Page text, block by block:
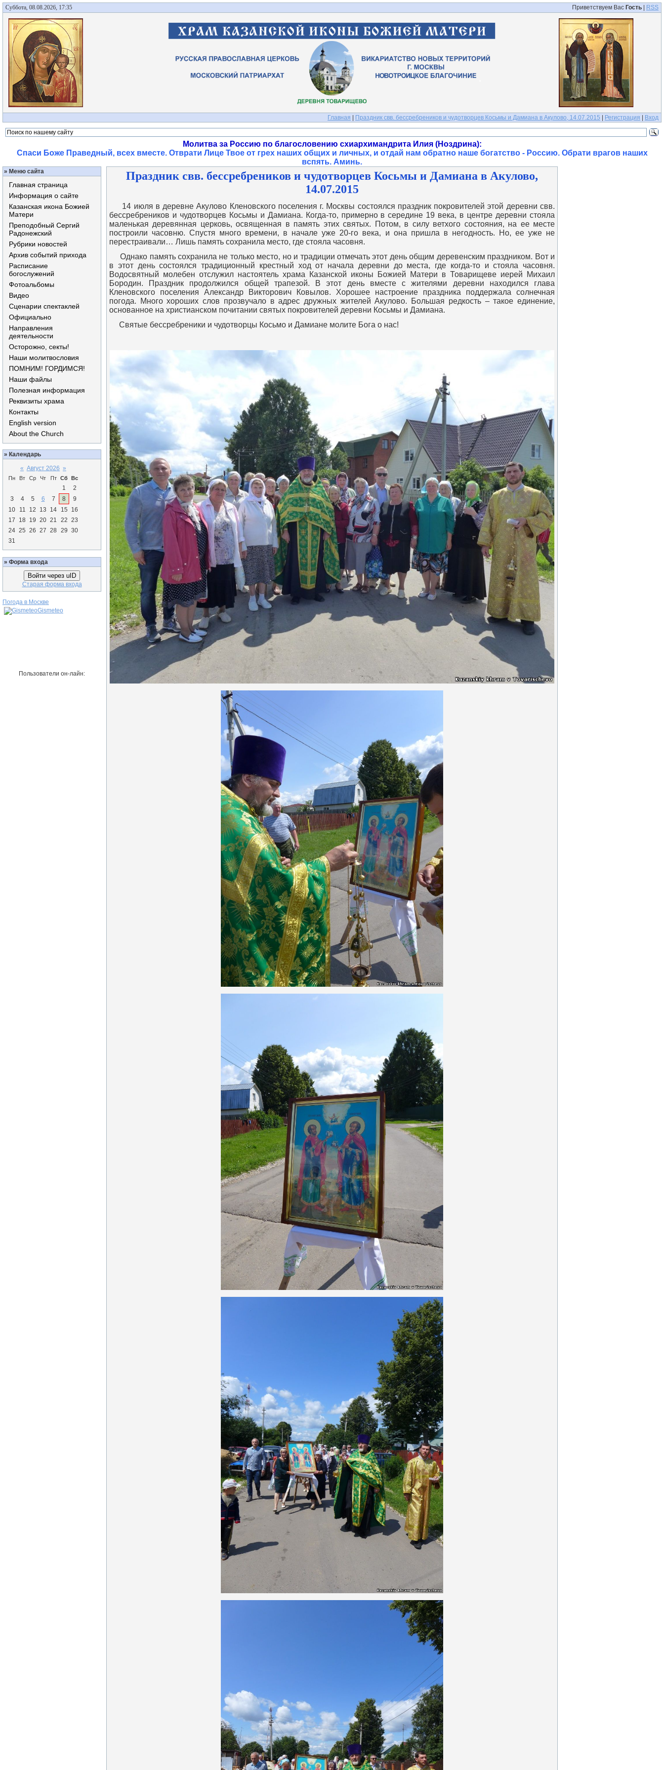
Суббота, 08.08.2026, 17:35 Приветствуем Вас Гость RSS
Главная Праздник свв. бессребреников и чудотворцев Косьмы и Дамиана в Акулово, 14.07.2015 Регистрация Вход
Молитва за Россию по благословению схиархимандрита Илия (Ноздрина):
Спаси Боже Праведный, всех вместе. Отврати Лице Твое от грех наших общих и личных, и отдай нам обратно наше богатство - Россию. Обрати врагов наших
вспять. Аминь.
» Меню сайта
Главная страница
Информация о сайте
Казанская икона Божией
Матери
Преподобный Сергий
Радонежский
Рубрики новостей
Архив событий прихода
Расписание
богослужений
Фотоальбомы
Видео
Сценарии спектаклей
Официально
Направления
деятельности
Осторожно, секты!
Наши молитвословия
ПОМНИМ! ГОРДИМСЯ!
Наши файлы
Полезная информация
Реквизиты храма
Контакты
English version
About the Church
» Календарь
« Август 2026 »
Пн Вт Ср Чт Пт Сб Вс
1
2
3
4 5 6 7 8
9
10
11 12 13 14 15
16
17
18 19 20 21 22 23
24 25 26 27 28 29 30
31
» Форма входа
Войти через uID
Старая форма входа
Погода в Москве
Gismeteo
Пользователи он-лайн:
Праздник свв. бессребреников и чудотворцев Косьмы и Дамиана в Акулово,
14.07.2015
14 июля в деревне Акулово Кленовского поселения г. Москвы состоялся праздник покровителей этой деревни свв.
бессребреников и чудотворцев Косьмы и Дамиана. Когда-то, примерно в середине 19 века, в центре деревни стояла
маленькая деревянная церковь, освященная в память этих святых. Потом, в силу ветхого состояния, на ее месте
построили часовню. Спустя много времени, в начале уже 20-го века, и она пришла в негодность. Но, ее уже не
перестраивали… Лишь память сохранила место, где стояла часовня.
Однако память сохранила не только место, но и традиции отмечать этот день общим деревенским праздником. Вот и
в этот день состоялся традиционный крестный ход от начала деревни до места, где когда-то и стояла часовня.
Водосвятный молебен отслужил настоятель храма Казанской иконы Божией Матери в Товарищеве иерей Михаил
Бородин. Праздник продолжился общей трапезой. В этот день вместе с жителями деревни находился глава
Кленовского поселения Александр Викторович Ковылов. Хорошее настроение праздника поддержала солнечная
погода. Много хороших слов прозвучало в адрес дружных жителей Акулово. Большая редкость – такое единение,
основанное на христианском почитании святых покровителей деревни Косьмы и Дамиана.
Святые бессребреники и чудотворцы Косьмо и Дамиане молите Бога о нас!